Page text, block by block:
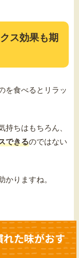
ス効果も期
を食べるとリラッ
ちはもちろん、
できるのではない
りますね。
た味がおす